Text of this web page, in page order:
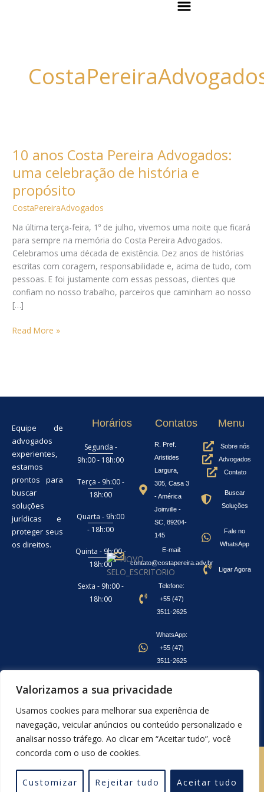
Valorizamos a sua privacidade
Usamos cookies para melhorar sua experiência de
navegação, veicular anúncios ou conteúdo personalizado e
analisar nosso tráfego. Ao clicar em “Aceitar tudo”, você
concorda com o uso de cookies.
Customizar Rejeitar tudo Aceitar tudo
Menu
10 anos Costa Pereira Advogados:
uma celebração de história e
propósito
CostaPereiraAdvogados
Na última terça-feira, 1º de julho, vivemos uma noite que ficará
para sempre na memória do Costa Pereira Advogados.
Celebramos uma década de existência. Dez anos de histórias
escritas com coragem, responsabilidade e, acima de tudo, com
pessoas. E foi justamente com essas pessoas, clientes que
confiam no nosso trabalho, parceiros que caminham ao nosso
[…]
Costa
Advogados:
uma
celebração
história
e
propósito
Read More »
Equipe de
advogados
experientes,
estamos
prontos para
buscar
soluções
jurídicas e
proteger seus
os direitos.
Horários
Segunda -
9h:00 - 18h:00
Terça - 9h:00 -
18h:00
Quarta - 9h:00
- 18h:00
Quinta - 9h:00 -
18h:00
Sexta - 9h:00 -
18h:00
Contatos
R. Pref.
Aristides
Largura,
305, Casa 3
- América
Joinville -
SC, 89204-
145
E-mail:
contato@costapereira.adv.br
Telefone:
+55 (47)
3511-2625
WhatsApp:
+55 (47)
3511-2625
Agenda
Whatsapp
Phone-
volume
Envelope
Google-
plus
Menu
Sobre nós
Advogados
Contato
Buscar
Soluções
Fale no
WhatsApp
Ligar Agora